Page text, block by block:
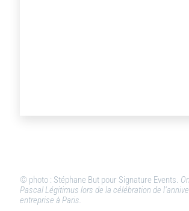
© photo : Stéphane But pour Signature Events.
Pascal Légitimus lors de la célébration de
entreprise à Paris.